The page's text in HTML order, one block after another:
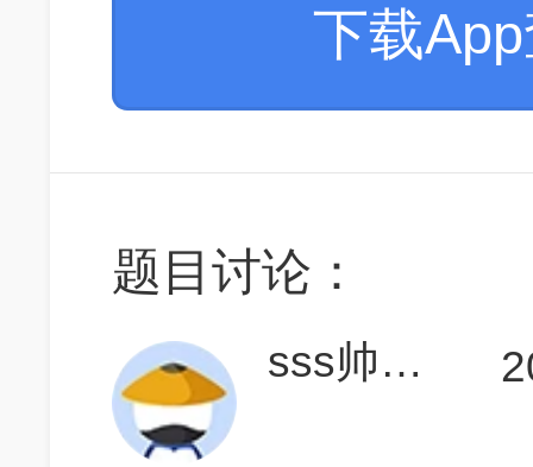
下载
题目讨论：
sss帅帅onmic